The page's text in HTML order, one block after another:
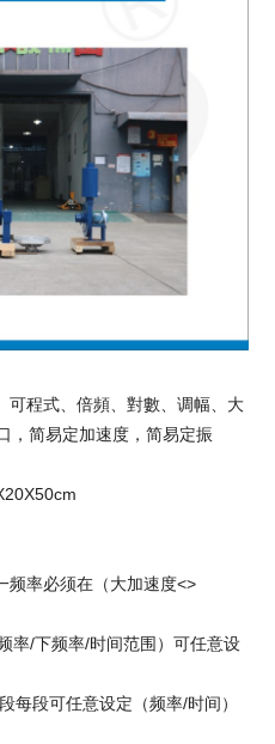
可程式、倍頻、對數、调幅、大
，简易定加速度，简易定振
频率必须在（大加速度<>
率/下频率/时间范围）可任意设
每段可任意设定（频率/时间）